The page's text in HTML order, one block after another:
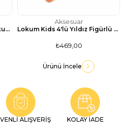
Lokum Kids 3'lü Pastel Gökkuşağı Figürlü Simli Pens ve Çıtçıt Toka Seti
Aksesuar
Lokum Kids 4'lü Yıldız Figürlü ve Payetli Işıltılı Toka Seti
₺469,00
Ürünü İncele
ALIŞVERİŞ KOLAY İADE